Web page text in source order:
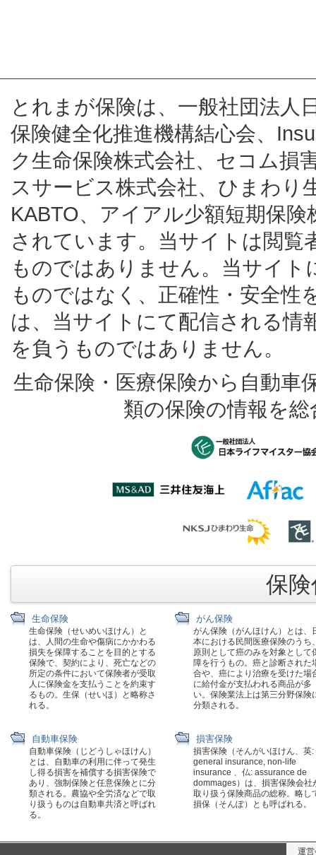
とれまが保険は、一般社団法人
保険健全化推進機構結心会、
ク生命保険株式会社、セコム損
スサービス株式会社、ひまわり
KABTO、アイアル少額短期保
されています。当サイトは閲覧
ものではありません。当サイ
ものではなく、正確性・安全性
は、当サイトにて配信される情
を負うものではありません。
生命保険・医療保険から自動車
類の保険の情報を
保
生命保険
生命保険（せいめいほけん）と
は、人間の生命や傷病にかかわる
損失を保障することを目的とする
保険で、契約により、死亡などの
所定の条件において保険者が受取
人に保険金を支払うことを約束す
るもの。生保（せいほ）と略称さ
れる。
がん保険
がん保険（がんほけん）とは、
本における民間医療保険のうち
原則として癌のみを対象として
障を行うもの。癌と診断された
合や、癌により治療を受けた場
に給付金が支払われる商品が多
い。保険業法上は第三分野保険
分類される。
自動車保険
自動車保険（じどうしゃほけん）
とは、自動車の利用に伴って発生
し得る損害を補償する損害保険で
あり、強制保険と任意保険とに分
類される。農協や全労済などで取
り扱うものは自動車共済と呼ばれ
る。
損害保険
損害保険（そんがいほけん、英:
general insurance, non-life
insurance 、仏: assurance de
dommages）は、損害保険会社
取り扱う保険商品の総称。略し
損保（そんぽ）とも呼ばれる。
運